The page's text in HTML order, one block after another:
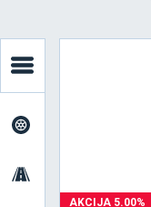
AKCIJA 5.00%